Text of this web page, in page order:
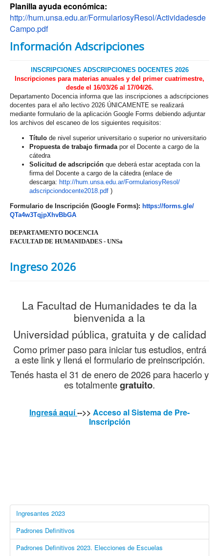
Planilla ayuda económica:
http://hum.unsa.edu.ar/FormulariosyResol/Actividadesde
Campo.pdf
Información Adscripciones
INSCRIPCIONES ADSCRIPCIONES DOCENTES 2026
Inscripciones para materias anuales y del primer cuatrimestre,
desde el 16/03/26 al 17/04/26.
Departamento Docencia informa que las inscripciones a adscripciones
docentes para el año lectivo 2026 ÚNICAMENTE se realizará
mediante formulario de la aplicación Google Forms debiendo adjuntar
los archivos del escaneo de los siguientes requisitos:
Título de nivel superior universitario o superior no universitario
Propuesta de trabajo firmadapor el Docente a cargo de la
cátedra
Solicitud de adscripción que deberá estar aceptada con la
firma del Docente a cargo de la cátedra (enlace de
descarga: http://hum.unsa.edu.ar/FormulariosyResol/
adscripciondocente2018.pdf )
Formulario de Inscripción (Google Forms): https://forms.gle/
QTa4w3TqjpXhvBbGA
DEPARTAMENTO DOCENCIA
FACULTAD DE HUMANIDADES - UNSa
Ingreso 2026
La Facultad de Humanidades te da la
bienvenida a la
Universidad pública, gratuita y de calidad
Como primer paso para iniciar tus estudios, entrá
a este link y llená el formulario de preinscripción.
Tenés hasta el 31 de enero de 2026 para hacerlo y
es totalmentegratuito.
Ingresá aquí-->> Acceso al Sistema de Pre-
Inscripción
Ingresantes 2023
Padrones Definitivos
Padrones Definitivos 2023. Elecciones de Escuelas